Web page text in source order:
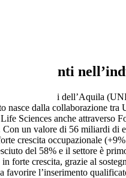
dei talenti
degli Studi dell’Aquila
dalla collaborazione
Sciences anche
Con un valore di 56 miliardi
crescita occupazionale
del 58% e il settore è
forte crescita, grazie al
favorire l’inserimento